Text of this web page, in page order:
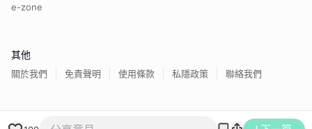
e-zone
其他
關於我們 免責聲明 使用條款 私隱政策 聯絡我們